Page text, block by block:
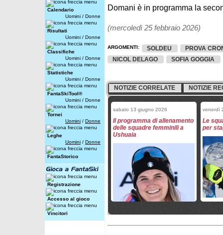
Calendario
Uomini / Donne
Risultati
Uomini / Donne
Classifiche
Uomini / Donne
Statistiche
Uomini / Donne
FantaSkiTool®
Uomini / Donne
Tornei
Uomini / Donne
Leghe
Uomini / Donne
FantaStorico
Registrazione
Accesso al gioco
Vincitori
Domani è in programma la
(mercoledì 25 febbraio 2026)
ARGOMENTI: SOLDEU
PROVA
NICOL DELAGO
SOFIA GOGGIA
NOTIZIE CORRELATE NOTIZIE
sabato 13 giugno 2026
Il programma di allenamento
delle squadre femminili a
Ushuaia
venerdì
Le
per
Fassa
veloci